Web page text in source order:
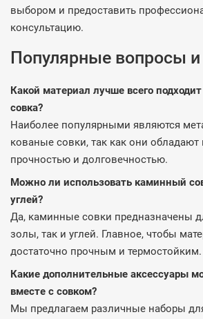
выбором и предоставить
консультацию.
Популярные вопросы и
Какой материал лучше всего
совка?
Наиболее популярными являются
кованые совки, так как они
прочностью и долговечностью.
Можно ли использовать каминный
углей?
Да, каминные совки предназначены
золы, так и углей. Главное, чтобы
достаточно прочным и термостойким.
Какие дополнительные аксессуары
вместе с совком?
Мы предлагаем различные наборы